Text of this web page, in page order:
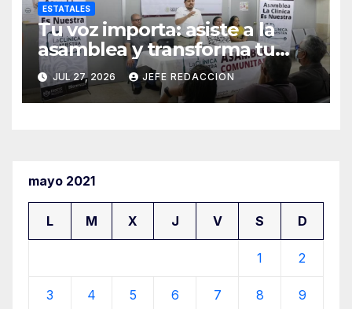
ESTATALES
Tu voz importa: asiste a la
asamblea y transforma tu
clínica del IMSS-Bienestar
JUL 27, 2026 JEFE REDACCION
mayo 2021
L M X J V S D
1 2
3 4 5 6 7 8 9